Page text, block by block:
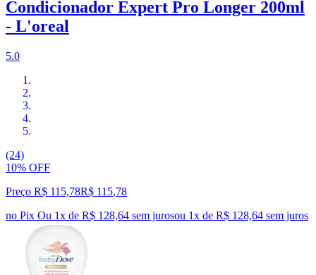
Condicionador Expert Pro Longer 200ml
- L'oreal
5.0
(24)
10% OFF
Preço R$ 115,78R$ 115,78
no Pix Ou 1x de R$ 128,64 sem jurosou 1x de R$ 128,64 sem juros